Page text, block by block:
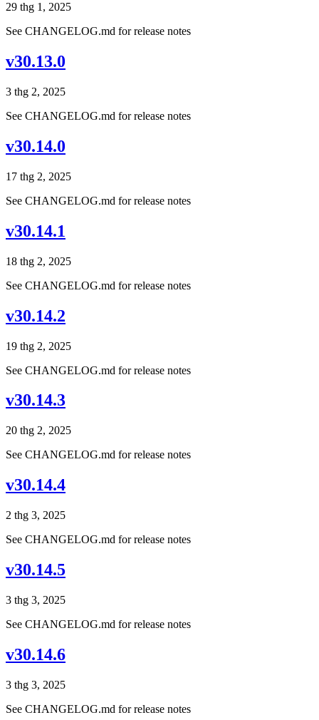
29 thg 1, 2025
See CHANGELOG.md for release notes
v30.13.0
3 thg 2, 2025
See CHANGELOG.md for release notes
v30.14.0
17 thg 2, 2025
See CHANGELOG.md for release notes
v30.14.1
18 thg 2, 2025
See CHANGELOG.md for release notes
v30.14.2
19 thg 2, 2025
See CHANGELOG.md for release notes
v30.14.3
20 thg 2, 2025
See CHANGELOG.md for release notes
v30.14.4
2 thg 3, 2025
See CHANGELOG.md for release notes
v30.14.5
3 thg 3, 2025
See CHANGELOG.md for release notes
v30.14.6
3 thg 3, 2025
See CHANGELOG.md for release notes